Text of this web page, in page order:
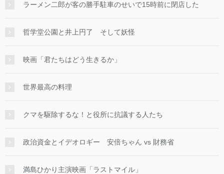
ラーメン二郎が客の勝手駐車のせいで15時前に閉店した
哲学堂公園と井上円了 そして妖怪
映画「君たちはどう生きるか」
世界最高の料理
クマを駆除するな！と役所に抗議する人たち
政治資金とイデオロギー 安倍ちゃん vs 財務省
満島ひかり主演映画「ラストマイル」